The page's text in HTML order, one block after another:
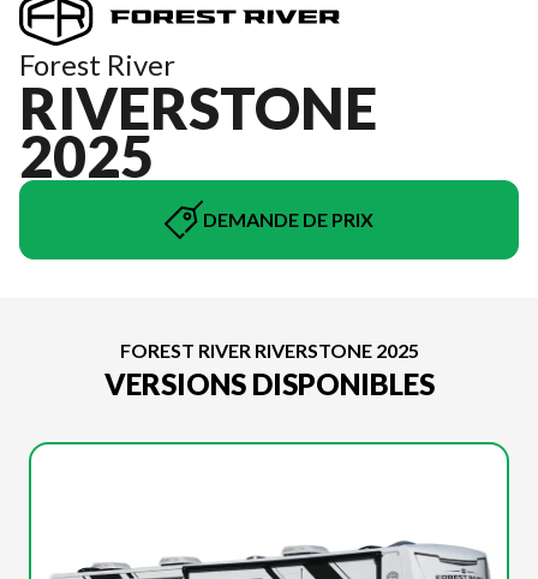
Forest River
RIVERSTONE
2025
DEMANDE DE PRIX
FOREST RIVER RIVERSTONE 2025
VERSIONS DISPONIBLES